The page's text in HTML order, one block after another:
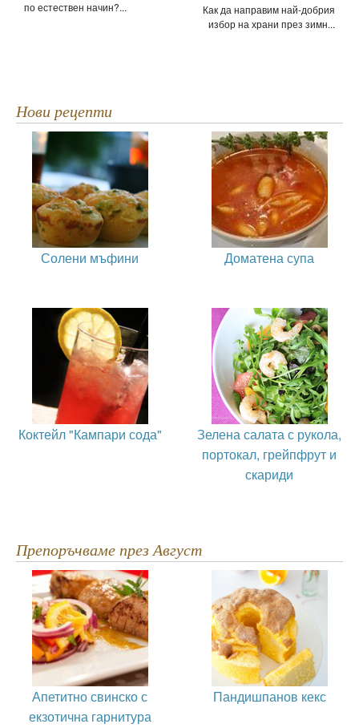
по естествен начин?...
Как да направим най-добрия
избор на храни през зимн...
Нови рецепти
Солени мъфини Доматена супа
Коктейл "Кампари сода"
Зелена салата с рукола,
портокал, грейпфрут и
скариди
Препоръчваме през Август
Апетитно свинско с
екзотична гарнитура
Пандишпанов кекс